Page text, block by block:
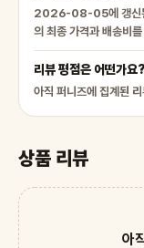
2026-08-05에 갱신된
의 최종 가격과 배송비
리뷰 평점은 어떤가요?
아직 퍼니즈에 집계된
상품 리뷰
아